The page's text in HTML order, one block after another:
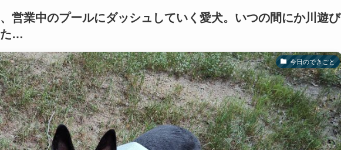
営業中のプールにダッシュしていく愛犬。いつの間にか川遊び
た…
今日のできごと